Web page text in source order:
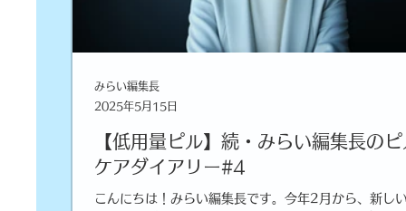
【低用量ピル】続・みらい編集長の
ケアダイアリー#4
こんにちは！みらい編集長です。今年2月から、新し
みらい編集長
2025年5月15日